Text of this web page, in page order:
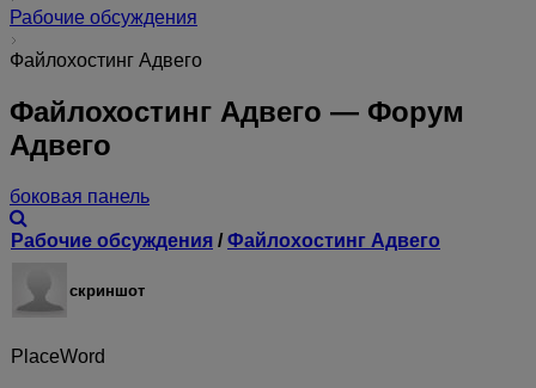
Рабочие обсуждения
Файлохостинг Адвего
Файлохостинг Адвего — Форум
Адвего
боковая панель
Рабочие обсуждения /Файлохостинг Адвего
скриншот
PlaceWord